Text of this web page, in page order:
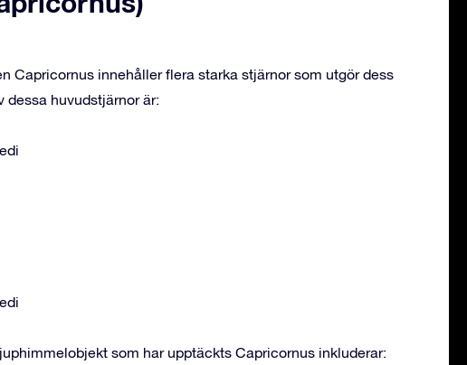
Capricornus innehåller flera starka stjärnor som utgör dess
dessa huvudstjärnor är:
som har upptäckts Capricornus inkluderar: